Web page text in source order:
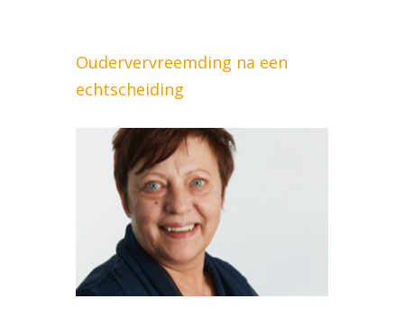
Oudervervreemding na een
echtscheiding